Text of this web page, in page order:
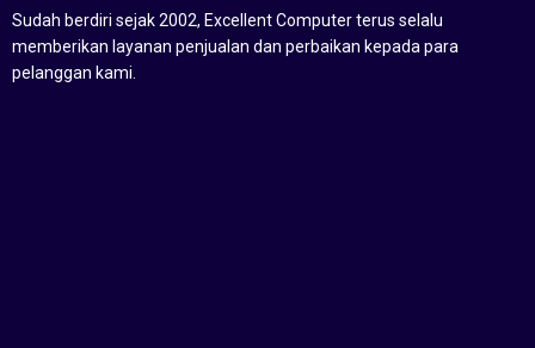
Sudah berdiri sejak 2002, Excellent Computer terus selalu
memberikan layanan penjualan dan perbaikan kepada para
pelanggan kami.